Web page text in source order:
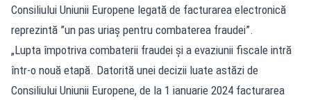
Consiliului Uniunii Europene legată de facturarea electronică
reprezintă ”un pas uriaş pentru combaterea fraudei”.
„Lupta împotriva combaterii fraudei şi a evaziunii fiscale intră
într-o nouă etapă. Datorită unei decizii luate astăzi de
Consiliului Uniunii Europene, de la 1 ianuarie 2024 facturarea